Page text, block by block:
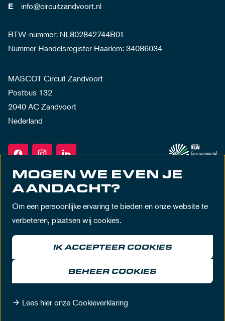
E info@circuitzandvoort.nl
BTW-nummer: NL802842744B01
Nummer Handelsregister Haarlem: 34086034
MASCOT Circuit Zandvoort
Postbus 132
2040 AC Zandvoort
Nederland
© MASCOT Circuit Zandvoort 2026
Algemene voorwaarden Privacy policy
Huisregels
MOGEN WE EVEN JE
AANDACHT?
Om een persoonlijke ervaring te bieden en onze website te
verbeteren, plaatsen wij cookies.
IK ACCEPTEER COOKIES
BEHEER COOKIES
Lees hier onze Cookieverklaring